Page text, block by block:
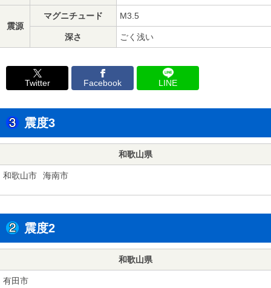
震源
マグニチュード M3.5
深さ ごく浅い
Twitter Facebook LINE
震度3
和歌山県
和歌山市 海南市
震度2
和歌山県
有田市